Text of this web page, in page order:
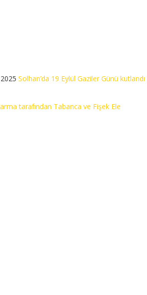
Solhan’da 19 Eylül Gaziler Günü kutlandı
tarafından Tabanca ve Fişek Ele